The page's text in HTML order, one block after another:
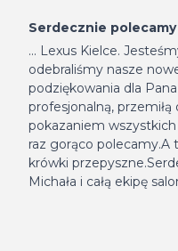
Serdecznie polecamy
... Lexus Kielce.
odebraliśmy nasze
podziękowania dla
profesjonalną,
pokazaniem
raz gorąco polecamy.A
krówki
Michała i całą ekipę